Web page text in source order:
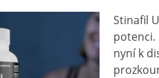
Stinafil
potenci.
nyní k